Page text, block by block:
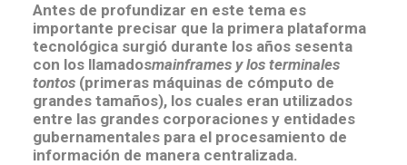
Antes de profundizar en este tema es
importante precisar que la primera plataforma
tecnológica surgió durante los años sesenta
con los llamadosmainframes y los terminales
tontos (primeras máquinas de cómputo de
grandes tamaños), los cuales eran utilizados
entre las grandes corporaciones y entidades
gubernamentales para el procesamiento de
información de manera centralizada.